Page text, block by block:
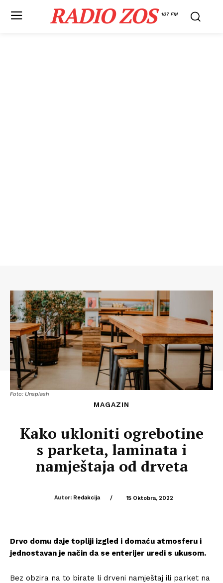
RADIO ZOS 107 FM
Foto: Unsplash
MAGAZIN
Kako ukloniti ogrebotine
s parketa, laminata i
namještaja od drveta
Autor: Redakcija / 15 Oktobra, 2022
Drvo domu daje topliji izgled i domaću atmosferu i
jednostavan je način da se enterijer uredi s ukusom.
Bez obzira na to birate li drveni namještaj ili parket na